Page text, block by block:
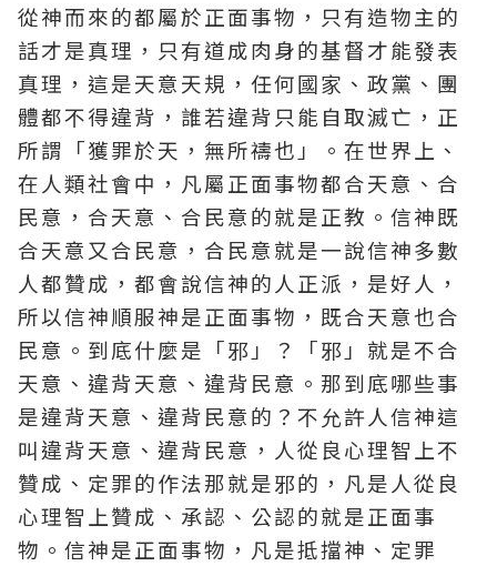
從神而來的都屬於正面事物，只有造物主的
話才是真理，只有道成肉身的基督才能發表
真理，這是天意天規，任何國家、政黨、團
體都不得違背，誰若違背只能自取滅亡，正
所謂「獲罪於天，無所禱也」。在世界上、
在人類社會中，凡屬正面事物都合天意、合
民意，合天意、合民意的就是正教。信神既
合天意又合民意，合民意就是一說信神多數
人都贊成，都會說信神的人正派，是好人，
所以信神順服神是正面事物，既合天意也合
民意。到底什麼是「邪」？「邪」就是不合
天意、違背天意、違背民意。那到底哪些事
是違背天意、違背民意的？不允許人信神這
叫違背天意、違背民意，人從良心理智上不
贊成、定罪的作法那就是邪的，凡是人從良
心理智上贊成、承認、公認的就是正面事
物。信神是正面事物，凡是抵擋神、定罪